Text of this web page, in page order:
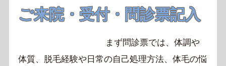
ご来院・受付・問診票記入
まず問診票では、体調や
体質、脱毛経験や日常の自己処理方法、 体毛の悩